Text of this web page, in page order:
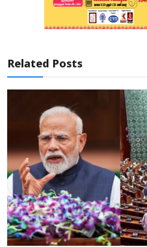
Related Posts